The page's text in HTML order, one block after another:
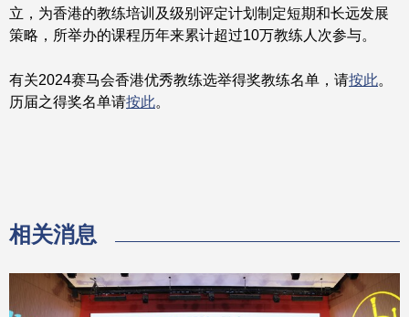
立，为香港的教练培训及级别评定计划制定短期和长远发展
策略，所举办的课程历年来累计超过10万教练人次参与。
有关2024赛马会香港优秀教练选举得奖教练名单，请按此。
历届之得奖名单请按此。
相关消息